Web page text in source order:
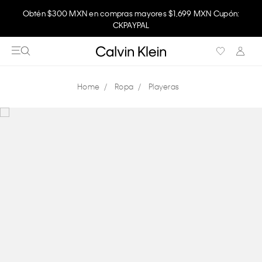
Obtén $300 MXN en compras mayores $1,699 MXN Cupón:
CKPAYPAL
Ropa Playeras